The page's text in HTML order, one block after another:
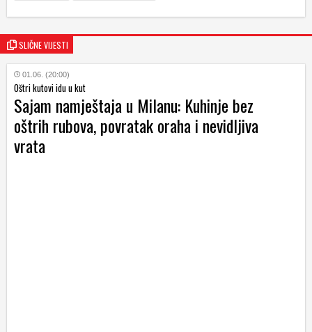
SLIČNE VIJESTI
01.06. (20:00)
Oštri kutovi idu u kut
Sajam namještaja u Milanu: Kuhinje bez
oštrih rubova, povratak oraha i nevidljiva
vrata